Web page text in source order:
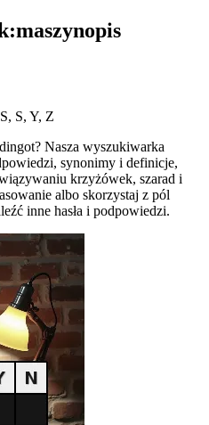
maszynopis
S, Y, Z
Nasza wyszukiwarka
synonimy i definicje,
krzyżówek, szarad i
albo skorzystaj z pól
inne hasła i podpowiedzi.